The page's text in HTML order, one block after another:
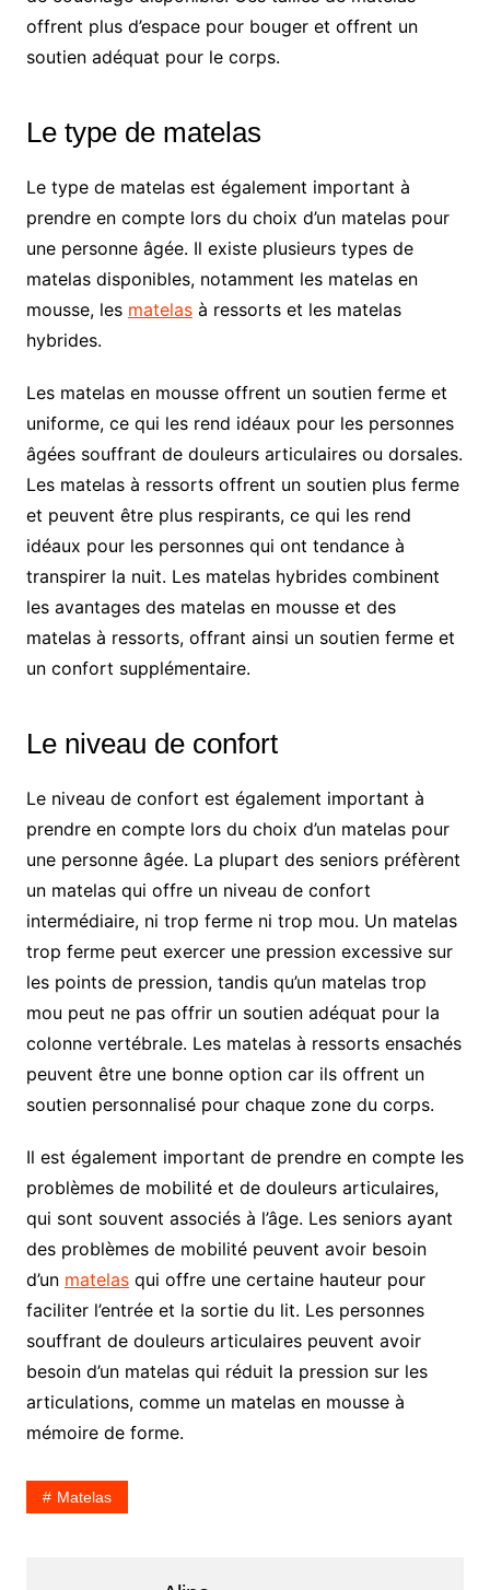
offrent plus d’espace pour bouger et offrent un
soutien adéquat pour le corps.
Le type de matelas
Le type de matelas est également important à
prendre en compte lors du choix d’un matelas pour
une personne âgée. Il existe plusieurs types de
matelas disponibles, notamment les matelas en
mousse, les matelasà ressorts et les matelas
hybrides.
Les matelas en mousse offrent un soutien ferme et
uniforme, ce qui les rend idéaux pour les personnes
âgées souffrant de douleurs articulaires ou dorsales.
Les matelas à ressorts offrent un soutien plus ferme
et peuvent être plus respirants, ce qui les rend
idéaux pour les personnes qui ont tendance à
transpirer la nuit. Les matelas hybrides combinent
les avantages des matelas en mousse et des
matelas à ressorts, offrant ainsi un soutien ferme et
un confort supplémentaire.
Le niveau de confort
Le niveau de confort est également important à
prendre en compte lors du choix d’un matelas pour
une personne âgée. La plupart des seniors préfèrent
un matelas qui offre un niveau de confort
intermédiaire, ni trop ferme ni trop mou. Un matelas
trop ferme peut exercer une pression excessive sur
les points de pression, tandis qu’un matelas trop
mou peut ne pas offrir un soutien adéquat pour la
colonne vertébrale. Les matelas à ressorts ensachés
peuvent être une bonne option car ils offrent un
soutien personnalisé pour chaque zone du corps.
Il est également important de prendre en compte les
problèmes de mobilité et de douleurs articulaires,
qui sont souvent associés à l’âge. Les seniors ayant
des problèmes de mobilité peuvent avoir besoin
d’un matelasqui offre une certaine hauteur pour
faciliter l’entrée et la sortie du lit. Les personnes
souffrant de douleurs articulaires peuvent avoir
besoin d’un matelas qui réduit la pression sur les
articulations, comme un matelas en mousse à
mémoire de forme.
Matelas